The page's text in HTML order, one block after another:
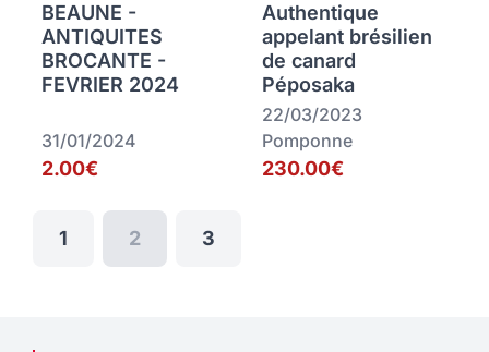
BEAUNE -
ANTIQUITES
BROCANTE -
FEVRIER 2024
31/01/2024
2.00€
Authentique
appelant brésilien
de canard
Péposaka
22/03/2023
Pomponne
230.00€
1 2 3